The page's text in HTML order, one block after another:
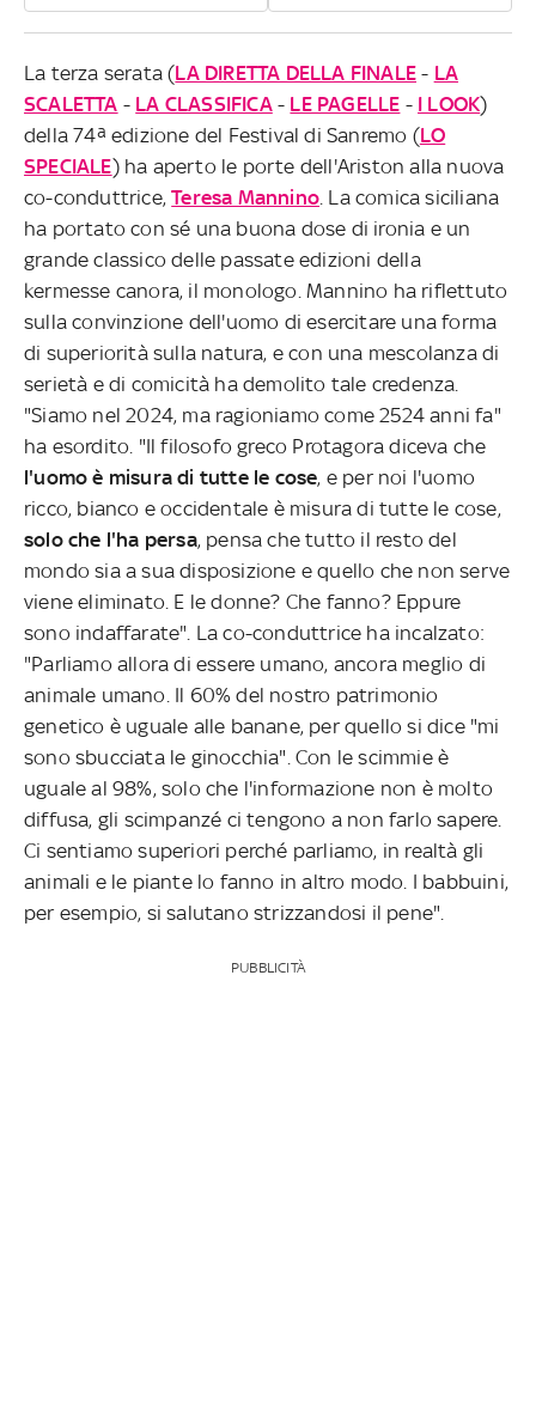
La terza serata (LA DIRETTA DELLA FINALE - LA
SCALETTA - LA CLASSIFICA- LE PAGELLE - I LOOK)
della 74ª edizione del Festival di Sanremo (LO
SPECIALE) ha aperto le porte dell'Ariston alla nuova
co-conduttrice,Teresa Mannino . La comica siciliana
ha portato con sé una buona dose di ironia e un
grande classico delle passate edizioni della
kermesse canora, il monologo. Mannino ha riflettuto
sulla convinzione dell'uomo di esercitare una forma
di superiorità sulla natura, e con una mescolanza di
serietà e di comicità ha demolito tale credenza.
"Siamo nel 2024, ma ragioniamo come 2524 anni fa"
ha esordito. "Il filosofo greco Protagora diceva che
l'uomo è misura di tutte le cose, e per noi l'uomo
ricco, bianco e occidentale è misura di tutte le cose,
solo che l'ha persa, pensa che tutto il resto del
mondo sia a sua disposizione e quello che non serve
viene eliminato. E le donne? Che fanno? Eppure
sono indaffarate". La co-conduttrice ha incalzato:
"Parliamo allora di essere umano, ancora meglio di
animale umano. Il 60% del nostro patrimonio
genetico è uguale alle banane, per quello si dice "mi
sono sbucciata le ginocchia". Con le scimmie è
uguale al 98%, solo che l'informazione non è molto
diffusa, gli scimpanzé ci tengono a non farlo sapere.
Ci sentiamo superiori perché parliamo, in realtà gli
animali e le piante lo fanno in altro modo. I babbuini,
per esempio, si salutano strizzandosi il pene".
PUBBLICITÀ